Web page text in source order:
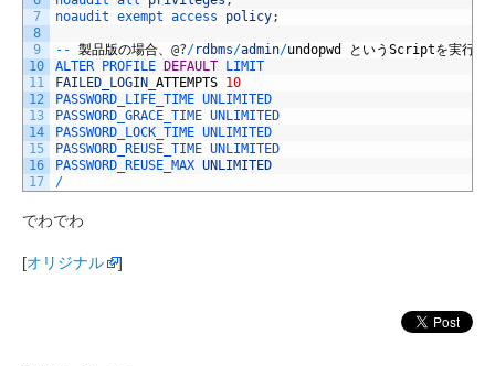
7
8
9
10
11
12
13
14
15
16
17
noaudit exempt access policy;
-- 製品版の場合、 @?/rdbms/admin/undopwd という Scriptを実行す
ALTER
PROFILE DEFAULT
LIMIT
FAILED_LOGIN ATTEMPTS 10
PASSWORD_LIFE_TIME UNLIMITED
PASSWORD_GRACE_TIME UNLIMITED
PASSWORD_LOCK_TIME UNLIMITED
PASSWORD_REUSE_TIME UNLIMITED
PASSWORD_REUSE_MAX UNLIMITED
/
でわでわ
[オリジナル ]